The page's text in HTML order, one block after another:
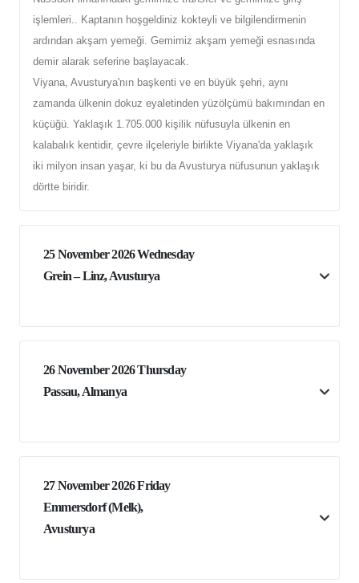
işlemleri.. Kaptanın hoşgeldiniz kokteyli ve bilgilendirmenin
ardından akşam yemeği. Gemimiz akşam yemeği esnasında
demir alarak seferine başlayacak.
Viyana, Avusturya'nın başkenti ve en büyük şehri, aynı
zamanda ülkenin dokuz eyaletinden yüzölçümü bakımından en
küçüğü. Yaklaşık 1.705.000 kişilik nüfusuyla ülkenin en
kalabalık kentidir, çevre ilçeleriyle birlikte Viyana'da yaklaşık
iki milyon insan yaşar, ki bu da Avusturya nüfusunun yaklaşık
dörtte biridir.
25 November 2026 Wednesday
Grein – Linz, Avusturya
26 November 2026 Thursday
Passau, Almanya
27 November 2026 Friday
Emmersdorf (Melk),
Avusturya